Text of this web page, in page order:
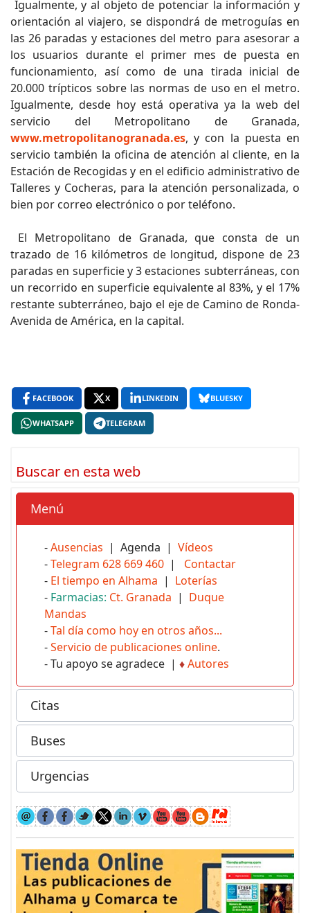
Igualmente, y al objeto de potenciar la información y
orientación al viajero, se dispondrá de metroguías en
las 26 paradas y estaciones del metro para asesorar a
los usuarios durante el primer mes de puesta en
funcionamiento, así como de una tirada inicial de
20.000 trípticos sobre las normas de uso en el metro.
Igualmente, desde hoy está operativa ya la web del
servicio del Metropolitano de Granada,
www.metropolitanogranada.es, y con la puesta en
servicio también la oficina de atención al cliente, en la
Estación de Recogidas y en el edificio administrativo de
Talleres y Cocheras, para la atención personalizada, o
bien por correo electrónico o por teléfono.
El Metropolitano de Granada, que consta de un
trazado de 16 kilómetros de longitud, dispone de 23
paradas en superficie y 3 estaciones subterráneas, con
un recorrido en superficie equivalente al 83%, y el 17%
restante subterráneo, bajo el eje de Camino de Ronda-
Avenida de América, en la capital.
FACEBOOK X LINKEDIN BLUESKY
WHATSAPP TELEGRAM
Buscar en esta web
Menú
-Ausencias | Agenda | Vídeos
-Telegram 628 669 460 | Contactar
- El tiempo en Alhama | Loterías
- Farmacias: Ct. Granada | Duque
Mandas
-Tal día como hoy en otros años...
-Servicio de publicaciones online.
- Tu apoyo se agradece | ♦Autores
Citas
Buses
Urgencias